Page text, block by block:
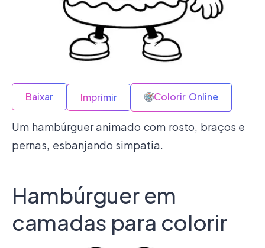
Baixar Imprimir Colorir Online
Um hambúrguer animado com rosto, braços e
pernas, esbanjando simpatia.
Hambúrguer em
camadas para colorir